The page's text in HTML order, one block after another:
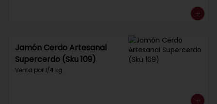
Jamón Cerdo Artesanal
Supercerdo (Sku 109)
Venta por 1/4 kg.